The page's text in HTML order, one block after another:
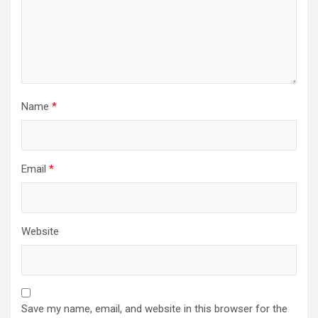
Name *
Email *
Website
Save my name, email, and website in this browser for the